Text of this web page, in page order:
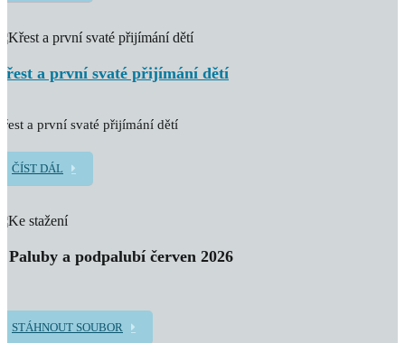
a první svaté přijímání dětí
a první svaté přijímání dětí
ČÍST DÁL
Paluby a podpalubí červen 2026
STÁHNOUT SOUBOR